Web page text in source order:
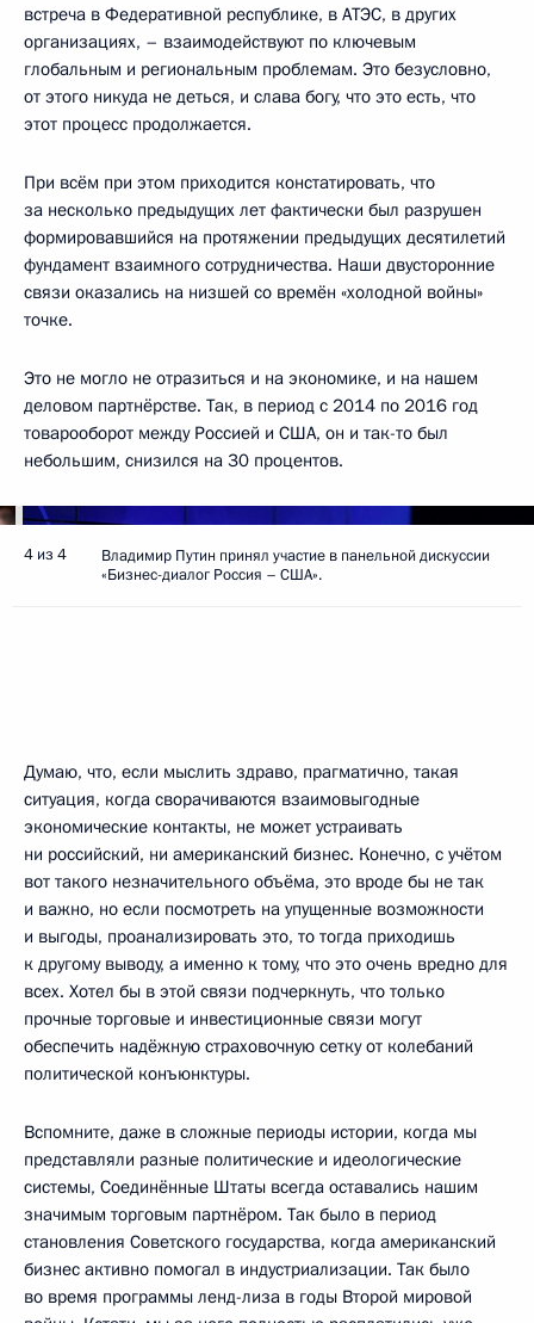
встреча в Федеративной республике, в АТЭС, в других
организациях, – взаимодействуют по ключевым
глобальным и региональным проблемам. Это безусловно,
от этого никуда не деться, и слава богу, что это есть, что
этот процесс продолжается.
При всём при этом приходится констатировать, что
за несколько предыдущих лет фактически был разрушен
формировавшийся на протяжении предыдущих десятилетий
фундамент взаимного сотрудничества. Наши двусторонние
связи оказались на низшей со времён «холодной войны»
точке.
Это не могло не отразиться и на экономике, и на нашем
деловом партнёрстве. Так, в период с 2014 по 2016 год
товарооборот между Россией и США, он и так-то был
небольшим, снизился на 30 процентов.
4 из 4
Владимир Путин принял участие в панельной дискуссии
«Бизнес-диалог Россия – США».
Думаю, что, если мыслить здраво, прагматично, такая
ситуация, когда сворачиваются взаимовыгодные
экономические контакты, не может устраивать
ни российский, ни американский бизнес. Конечно, с учётом
вот такого незначительного объёма, это вроде бы не так
и важно, но если посмотреть на упущенные возможности
и выгоды, проанализировать это, то тогда приходишь
к другому выводу, а именно к тому, что это очень вредно для
всех. Хотел бы в этой связи подчеркнуть, что только
прочные торговые и инвестиционные связи могут
обеспечить надёжную страховочную сетку от колебаний
политической конъюнктуры.
Вспомните, даже в сложные периоды истории, когда мы
представляли разные политические и идеологические
системы, Соединённые Штаты всегда оставались нашим
значимым торговым партнёром. Так было в период
становления Советского государства, когда американский
бизнес активно помогал в индустриализации. Так было
во время программы ленд-лиза в годы Второй мировой